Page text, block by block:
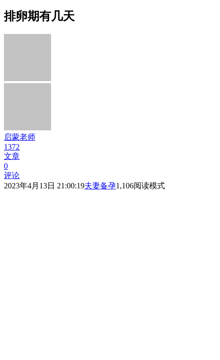
排卵期有几天
启蒙老师
1372
文章
0
评论
2023年4月13日 21:00:19夫妻备孕1,106阅读模式